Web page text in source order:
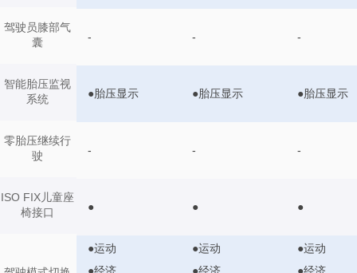
驾驶员膝部气
囊
智能胎压监视
系统
零胎压继续行
驶
ISO FIX儿童座
椅接口
- - -
●胎压显示 ●胎压显示 ●胎压显示
- - -
● ● ●
●运动
●运动
●运动